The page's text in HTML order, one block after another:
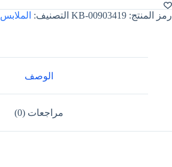
رمز المنتج: KB-00903419 التصنيف: الملابس
الوصف
مراجعات (0)